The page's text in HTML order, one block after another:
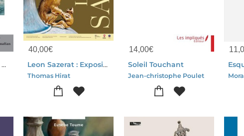
Comme Grammaire Sans I : L'appel Du Nom
40,00€
Leon Sazerat : Exposition Du 28 Mai 2026 Au 2 Janvier 2027
Thomas Hirat
14,00€
Soleil Touchant
Jean-christophe Poulet